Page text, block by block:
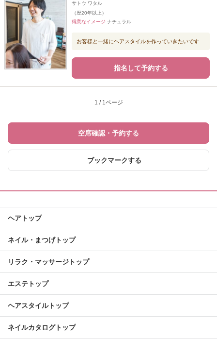
サトウ ワタル
（歴20年以上）
得意なイメージ ナチュラル
お客様と一緒にヘアスタイルを作っていきたいです
指名して予約する
1 / 1ページ
空席確認・予約する
ブックマークする
ヘアトップ
ネイル・まつげトップ
リラク・マッサージトップ
エステトップ
ヘアスタイルトップ
ネイルカタログトップ